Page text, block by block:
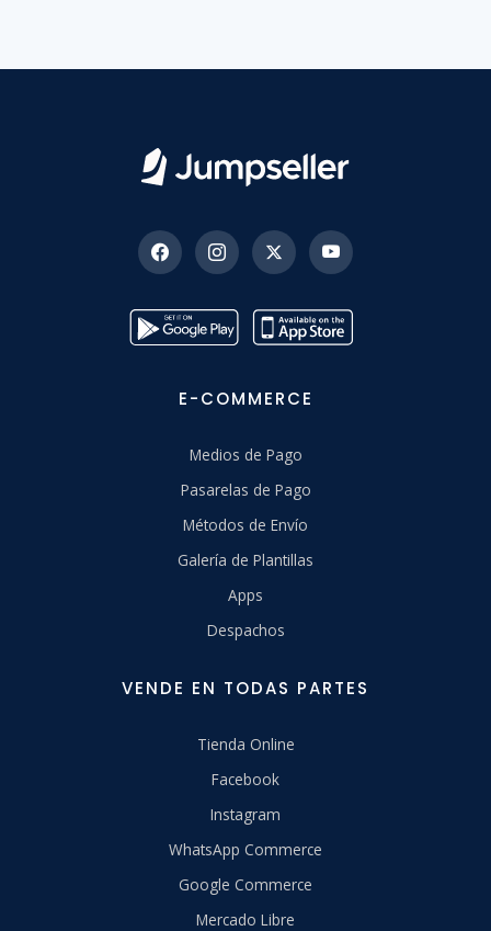
E-COMMERCE
Medios de Pago
Pasarelas de Pago
Métodos de Envío
Galería de Plantillas
Apps
Despachos
VENDE EN TODAS PARTES
Tienda Online
Facebook
Instagram
WhatsApp Commerce
Google Commerce
Mercado Libre